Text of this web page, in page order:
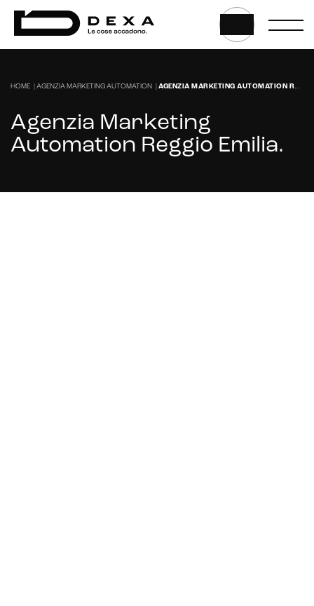
HOME AGENZIA MARKETING AUTOMATION AGENZIA MARKETING AUTOMATION REGGIO EMILIA
Agenzia Marketing
Automation Reggio Emilia.